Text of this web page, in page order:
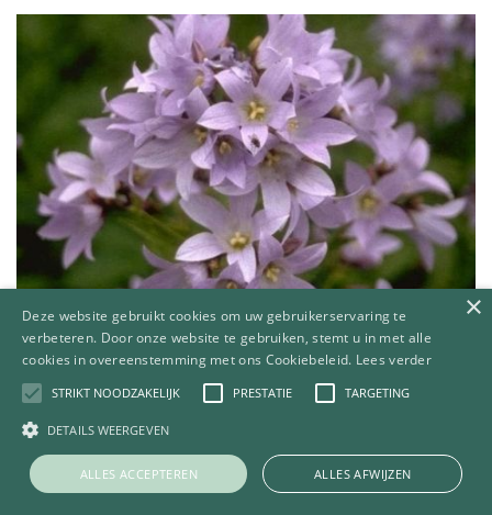
Klokje
×
Deze website gebruikt cookies om uw gebruikerservaring te
verbeteren. Door onze website te gebruiken, stemt u in met alle
cookies in overeenstemming met ons Cookiebeleid. Lees verder
STRIKT NOODZAKELIJK PRESTATIE TARGETING
DETAILS WEERGEVEN
ALLES ACCEPTEREN ALLES AFWIJZEN